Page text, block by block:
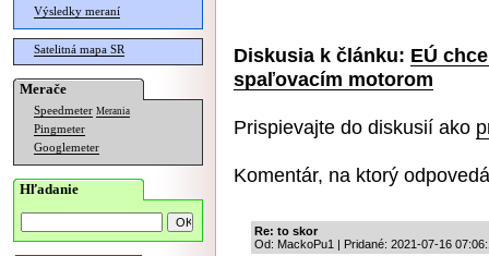
Výsledky meraní
Satelitná mapa SR
Merače
Speedmeter Merania
Pingmeter
Googlemeter
Hľadanie
Diskusia k článku: EÚ
spaľovacím motorom
Prispievajte do diskusií ako
Komentár, na ktorý
Re: to skor
Od: MackoPu1 | Pridané: 2021-07-16